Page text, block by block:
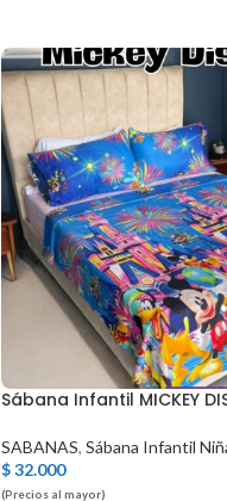
Sábana Infantil MICKEY
SABANAS, Sábana Infantil
$32.000
(Precios al mayor)